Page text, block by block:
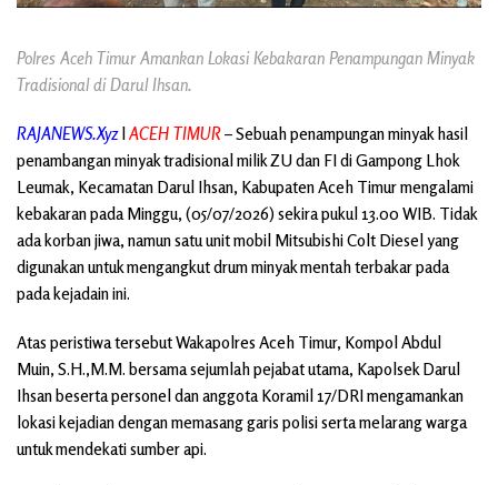
Polres Aceh Timur Amankan Lokasi Kebakaran Penampungan Minyak
Tradisional di Darul Ihsan.
RAJANEWS.XyzlACEH TIMUR– Sebuah penampungan minyak hasil
penambangan minyak tradisional milik ZU dan FI di Gampong Lhok
Leumak, Kecamatan Darul Ihsan, Kabupaten Aceh Timur mengalami
kebakaran pada Minggu, (05/07/2026) sekira pukul 13.00 WIB. Tidak
ada korban jiwa, namun satu unit mobil Mitsubishi Colt Diesel yang
digunakan untuk mengangkut drum minyak mentah terbakar pada
pada kejadain ini.
Atas peristiwa tersebut Wakapolres Aceh Timur, Kompol Abdul
Muin, S.H.,M.M. bersama sejumlah pejabat utama, Kapolsek Darul
Ihsan beserta personel dan anggota Koramil 17/DRI mengamankan
lokasi kejadian dengan memasang garis polisi serta melarang warga
untuk mendekati sumber api.